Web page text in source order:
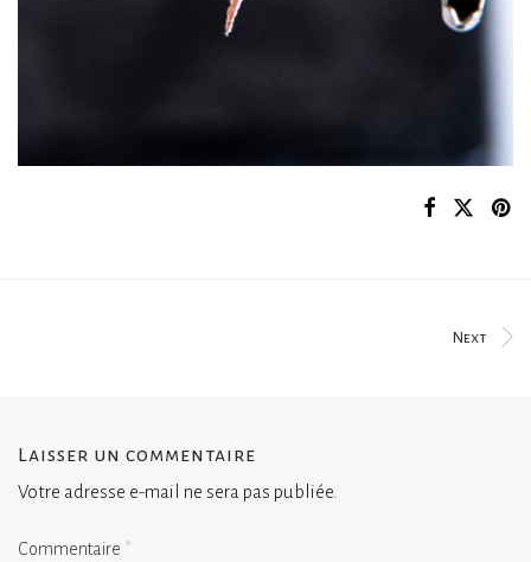
Next
Laisser un commentaire
Votre adresse e-mail ne sera pas publiée.
Commentaire *